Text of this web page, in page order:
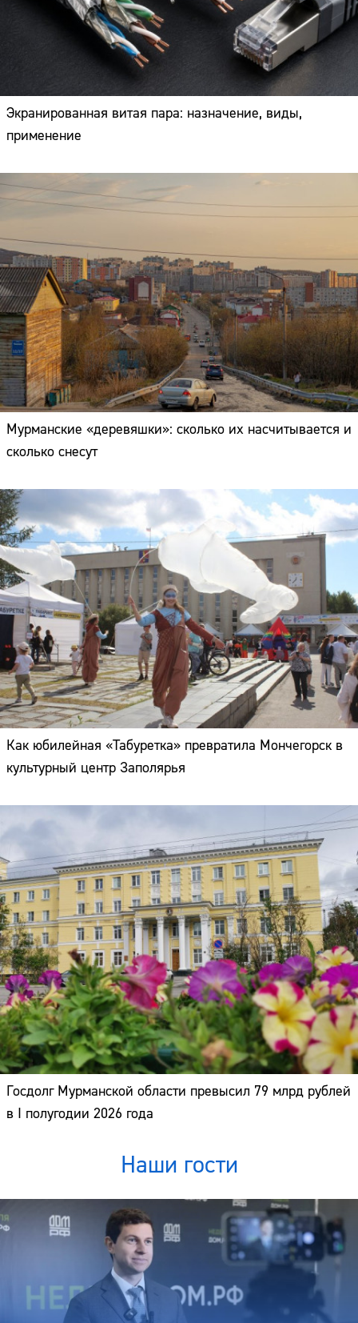
Экранированная витая пара: назначение, виды,
применение
Мурманские «деревяшки»: сколько их насчитывается и
сколько снесут
Как юбилейная «Табуретка» превратила Мончегорск в
культурный центр Заполярья
Госдолг Мурманской области превысил 79 млрд рублей
в I полугодии 2026 года
Наши гости